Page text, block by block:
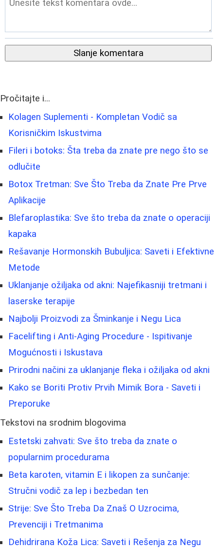
Slanje komentara
Pročitajte i...
Kolagen Suplementi - Kompletan Vodič sa
Korisničkim Iskustvima
Fileri i botoks: Šta treba da znate pre nego što se
odlučite
Botox Tretman: Sve Što Treba da Znate Pre Prve
Aplikacije
Blefaroplastika: Sve što treba da znate o operaciji
kapaka
Rešavanje Hormonskih Bubuljica: Saveti i Efektivne
Metode
Uklanjanje ožiljaka od akni: Najefikasniji tretmani i
laserske terapije
Najbolji Proizvodi za Šminkanje i Negu Lica
Facelifting i Anti-Aging Procedure - Ispitivanje
Mogućnosti i Iskustava
Prirodni načini za uklanjanje fleka i ožiljaka od akni
Kako se Boriti Protiv Prvih Mimik Bora - Saveti i
Preporuke
Tekstovi na srodnim blogovima
Estetski zahvati: Sve što treba da znate o
popularnim procedurama
Beta karoten, vitamin E i likopen za sunčanje:
Stručni vodič za lep i bezbedan ten
Strije: Sve Što Treba Da Znaš O Uzrocima,
Prevenciji i Tretmanima
Dehidrirana Koža Lica: Saveti i Rešenja za Negu